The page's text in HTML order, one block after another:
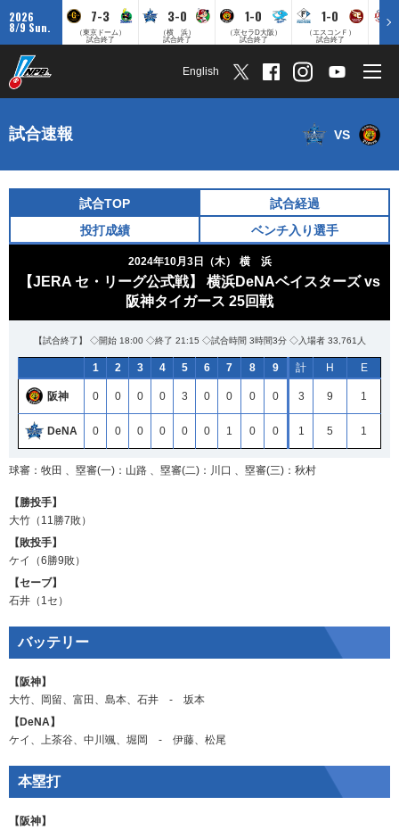
2026
8/9 Sun.
7-3
（東京ドーム）
試合終了
3-0
（横 浜）
試合終了
1-0
（京セラD大阪）
試合終了
1-0
（エスコンＦ）
試合終了
English
試合速報 VS
試合TOP
試合経過
投打成績
ベンチ入り選手
2024年10月3日（木） 横 浜
【JERA セ・リーグ公式戦】 横浜DeNAベイスターズ vs
阪神タイガース 25回戦
【試合終了】 ◇開始 18:00 ◇終了 21:15 ◇試合時間 3時間3分 ◇入場者 33,761人
1 2 3 4 5 6 7 8 9 計 H E
阪神 0 0 0 0 3 0 0 0 0 3 9 1
DeNA 0 0 0 0 0 0 1 0 0 1 5 1
球審：牧田 、塁審(一)：山路 、塁審(二)：川口 、塁審(三)：秋村
【勝投手】
大竹 （11勝7敗）
【敗投手】
ケイ
（6勝9敗）
【セーブ】
石井 （1セ）
バッテリー
【阪神】
大竹、 岡留、 富田 、 島本、 石井 ‐ 坂本
【DeNA】
ケイ 、 上茶谷、 中川颯、 堀岡 ‐ 伊藤、 松尾
本塁打
【阪神】